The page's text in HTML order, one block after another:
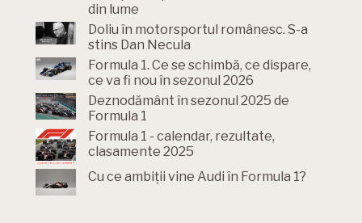
din lume
Doliu în motorsportul românesc. S-a
stins Dan Necula
Formula 1. Ce se schimbă, ce dispare,
ce va fi nou în sezonul 2026
Deznodământ în sezonul 2025 de
Formula 1
Formula 1 - calendar, rezultate,
clasamente 2025
Cu ce ambiții vine Audi în Formula 1?